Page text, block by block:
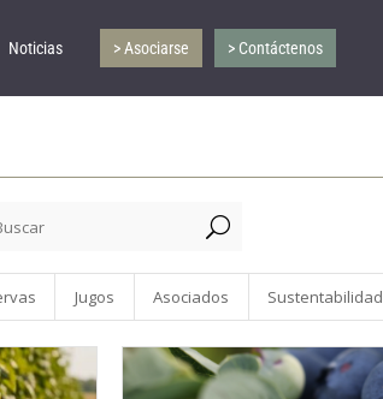
Noticias > Asociarse > Contáctenos
U
Jugos Asociados Sustentabilidad